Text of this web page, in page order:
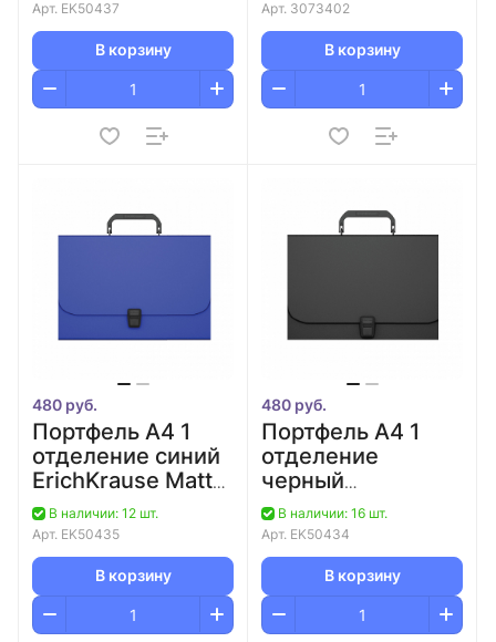
Классика/12
Арт. EK50437
В корзину
Арт. 3073402
В корзину
480 руб.
Портфель А4 1
отделение синий
ErichKrause Matt
Classic/Песок
Классика/12
В наличии: 12 шт.
Арт. EK50435
В корзину
480 руб.
Портфель А4 1
отделение
черный
ErichKrause Matt
Classic/Песок
Классика/12
В наличии: 16 шт.
Арт. EK50434
В корзину